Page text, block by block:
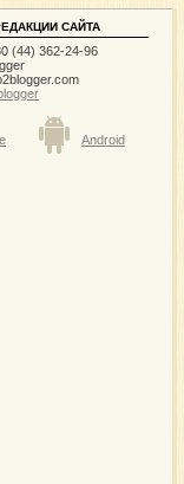
САЙТА
(44) 362-24-96
Android